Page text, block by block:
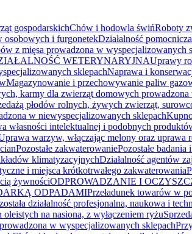
gospodarskichChów i hodowla świńRoboty
osobowych i furgonetekDziałalność
z mięsa prowadzona w wyspecjalizowanych
WETERYNARYJNAUprawy
sklepachNaprawa i
Magazynowanie i przechowywanie paliw
karmy dla zwierząt domowych
płodów rolnych, żywych zwierząt,
w niewyspecjalizowanych sklepach
własności intelektualnej i podobnych
warzyw, włączając melony oraz
Pozostałe zakwaterowaniePozostałe
klimatyzacyjnychDziałalność agentów
i miejsca krótkotrwałego zakwaterowania
żywnościODPROWADZANIE I
ODPADAMIPrzeładunek towarów w
działalność profesjonalna, naukowa i
na nasiona, z wyłączeniem ryżu
w wyspecjalizowanych sklepach